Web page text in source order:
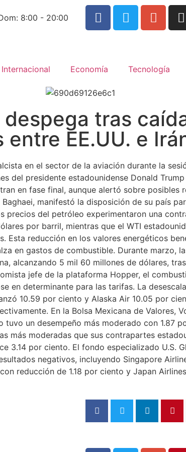
8:00 - 20:00
Internacional Economía Tecnología
tras
EE.UU. e
en el sector de la aviación durante la
del presidente estadounidense Donald
en fase final, aunque alertó sobre posibles
manifestó la disposición de su país
precios del petróleo experimentaron una
por barril, mientras que el WTI
Esta reducción en los valores energéticos
en gastos de combustible. Durante marzo,
alcanzando 5 mil 60 millones de dólares,
jefe de la plataforma Hopper, el
en determinante para las tarifas. La
10.59 por ciento y Alaska Air 10.05 por
En la Bolsa Mexicana de Valores,
un desempeño más moderado con 1.87
más moderadas que sus contrapartes
3.14 por ciento. El fondo especializado U.S.
negativos, incluyendo Singapore
reducción de 1.18 por ciento y Japan